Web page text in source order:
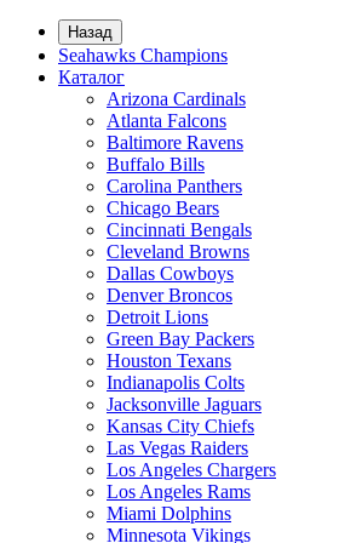
Назад
Seahawks Champions
Каталог
Arizona Cardinals
Atlanta Falcons
Baltimore Ravens
Buffalo Bills
Carolina Panthers
Chicago Bears
Cincinnati Bengals
Cleveland Browns
Dallas Cowboys
Denver Broncos
Detroit Lions
Green Bay Packers
Houston Texans
Indianapolis Colts
Jacksonville Jaguars
Kansas City Chiefs
Las Vegas Raiders
Los Angeles Chargers
Los Angeles Rams
Miami Dolphins
Minnesota Vikings